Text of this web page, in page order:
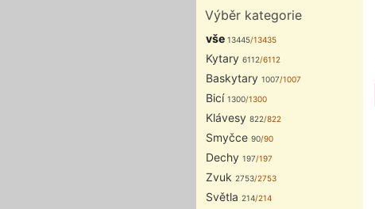
Výběr kategorie
vše 13445/13435
Kytary 6112/6112
Baskytary 1007/1007
Bicí 1300/1300
Klávesy 822/822
Smyčce 90/90
Dechy 197/197
Zvuk 2753/2753
Světla 214/214